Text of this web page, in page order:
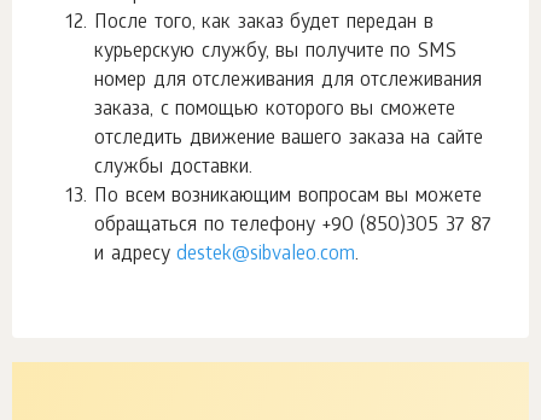
После того, как заказ будет передан в
курьерскую службу, вы получите по SMS
номер для отслеживания для отслеживания
заказа, с помощью которого вы сможете
отследить движение вашего заказа на сайте
службы доставки.
По всем возникающим вопросам вы можете
обращаться по телефону +90 (850)305 37 87
и адресуdestek@sibvaleo.com.